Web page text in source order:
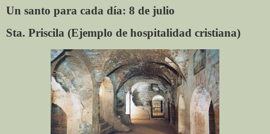
Un santo para cada día: 8 de julio
Sta. Priscila (Ejemplo de hospitalidad cristiana)